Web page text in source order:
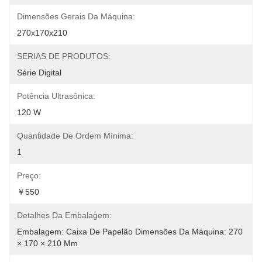
Dimensões Gerais Da Máquina:
270x170x210
SERIAS DE PRODUTOS:
Série Digital
Potência Ultrasônica:
120 W
Quantidade De Ordem Mínima:
1
Preço:
￥550
Detalhes Da Embalagem:
Embalagem: Caixa De Papelão Dimensões Da Máquina: 270
× 170 × 210 Mm